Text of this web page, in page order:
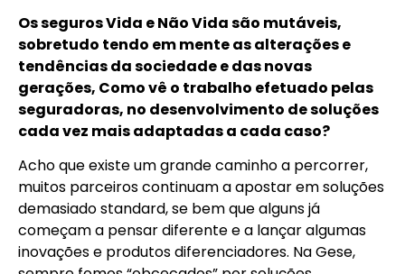
Os seguros Vida e Não Vida são mutáveis,
sobretudo tendo em mente as alterações e
tendências da sociedade e das novas
gerações, Como vê o trabalho efetuado pelas
seguradoras, no desenvolvimento de soluções
cada vez mais adaptadas a cada caso?
Acho que existe um grande caminho a percorrer,
muitos parceiros continuam a apostar em soluções
demasiado standard, se bem que alguns já
começam a pensar diferente e a lançar algumas
inovações e produtos diferenciadores. Na Gese,